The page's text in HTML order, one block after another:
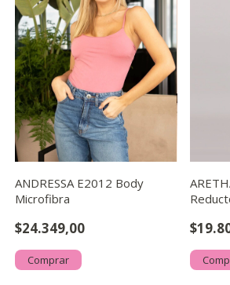
ANDRESSA E2012 Body
Microfibra
$24.349,00
Comprar